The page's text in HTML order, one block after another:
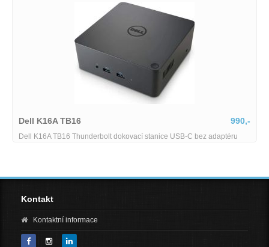
Dell K16A TB16 990,-
Dell K16A TB16 Thunderbolt dokovací stanice USB-C bez adaptéru
Kontakt
Kontaktní informace